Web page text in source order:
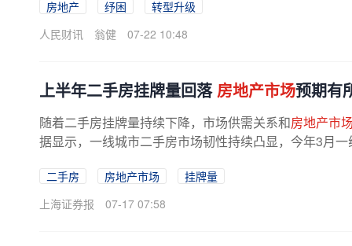
房地产 纾困
转型升级
人民财讯
翁健 07-22 10:48
上半年二手房挂牌量回落房地产市场预期有
随着二手房挂牌量持续下降，市场供需关系和房地产市
据显示，一线城市二手房市场韧性持续凸显，今年3月
二手房 房地产市场
挂牌量
上海证券报
07-17 07:58